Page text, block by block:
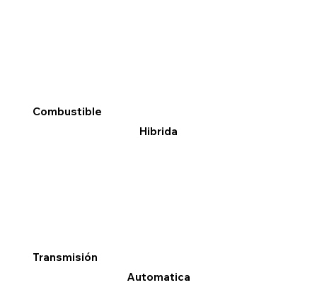
Combustible
Hibrida
Transmisión
Automatica